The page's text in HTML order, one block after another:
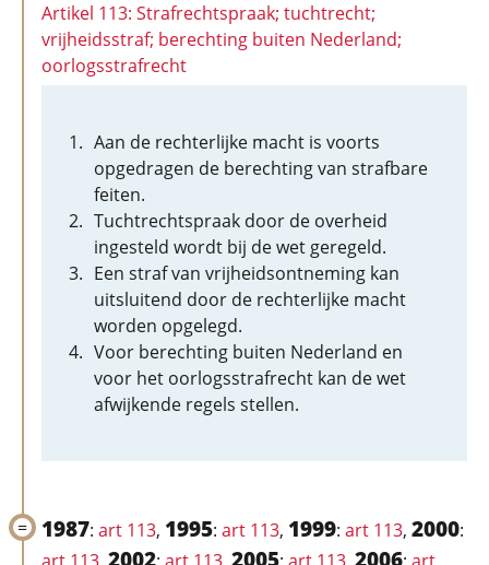
Artikel 113: Strafrechtspraak; tuchtrecht;
vrijheidsstraf; berechting buiten Nederland;
oorlogsstrafrecht
Aan de rechterlijke macht is voorts
opgedragen de berechting van strafbare
feiten.
Tuchtrechtspraak door de overheid
ingesteld wordt bij de wet geregeld.
Een straf van vrijheidsontneming kan
uitsluitend door de rechterlijke macht
worden opgelegd.
Voor berechting buiten Nederland en
voor het oorlogsstrafrecht kan de wet
afwijkende regels stellen.
1987: art 113, 1995: art 113, 1999: art 113, 2000:
2002 2005 2006